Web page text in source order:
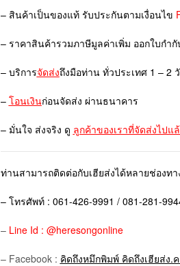
– สินค้าเป็นของแท้ รับประกันตามเงื่อนไข
– ราคาสินค้ารวมภาษีมูลค่าเพิ่ม ออกใบกำ
– บริการจัดส่งถึงมือท่าน ทั่วประเทศ 1 – 2
– โอนเงินก่อนจัดส่ง ผ่านธนาคาร
– มั่นใจ ส่งจริง ดู ลูกค้าของเราที่จัดส่งไปแ
ท่านสามารถติดต่อกับเฮียส่งได้หลายช่องทา
– โทรศัพท์ : 061-426-9991 / 081-281-
– Line Id : @heresongonline
– Facebook : คิดถึงหมึกพิมพ์ คิดถึงเฮียส่ง.